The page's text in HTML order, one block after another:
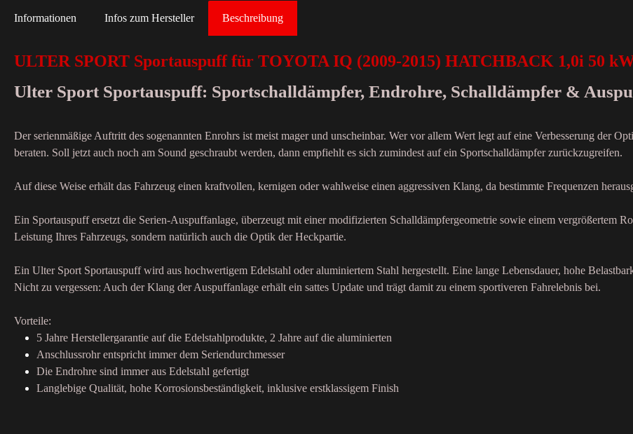
Beschreibung
Informationen Infos zum Hersteller
ULTER SPORT Sportauspuff für TOYOTA IQ (2009-2015) HATCHBACK 1,0i 50
Ulter Sport Sportauspuff: Sportschalldämpfer, Endrohre, Schalldämpfer &
Der serienmäßige Auftritt des sogenannten Enrohrs ist meist mager und unscheinbar. Wer vor allem Wert legt auf eine Verbesserung der
beraten. Soll jetzt auch noch am Sound geschraubt werden, dann empfiehlt es sich zumindest auf ein Sportschalldämpfer zurückzugreifen.
Auf diese Weise erhält das Fahrzeug einen kraftvollen, kernigen oder wahlweise einen aggressiven Klang, da bestimmte Frequenzen
Ein Sportauspuff ersetzt die Serien-Auspuffanlage, überzeugt mit einer modifizierten Schalldämpfergeometrie sowie einem vergrößertem
Leistung Ihres Fahrzeugs, sondern natürlich auch die Optik der Heckpartie.
Ein Ulter Sport Sportauspuff wird aus hochwertigem Edelstahl oder aluminiertem Stahl hergestellt. Eine lange Lebensdauer, hohe
Nicht zu vergessen: Auch der Klang der Auspuffanlage erhält ein sattes Update und trägt damit zu einem sportiveren Fahrelebnis bei.
Vorteile:
5 Jahre Herstellergarantie auf die Edelstahlprodukte, 2 Jahre auf die aluminierten
Anschlussrohr entspricht immer dem Seriendurchmesser
Die Endrohre sind immer aus Edelstahl gefertigt
Langlebige Qualität, hohe Korrosionsbeständigkeit, inklusive erstklassigem Finish